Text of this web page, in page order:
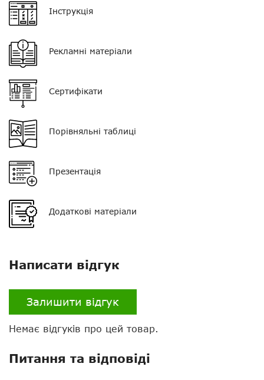
Колір
Кнопка PTT
Тип навушника
Роз'єм
Інструкція
Рекламні матеріали
Сертифікати
Порівняльні таблиці
Презентація
Додаткові матеріали
Написати відгук
Залишити відгук
Немає відгуків про цей товар.
Питання та відповіді